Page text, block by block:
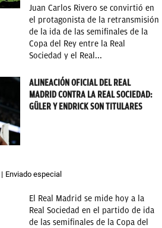
Juan Carlos Rivero se convirtió en
el protagonista de la retransmisión
de la ida de las semifinales de la
Copa del Rey entre la Real
Sociedad y el Real...
ALINEACIÓN OFICIAL DEL REAL
MADRID CONTRA LA REAL SOCIEDAD:
GÜLER Y ENDRICK SON TITULARES
Enviado especial
El Real Madrid se mide hoy a la
Real Sociedad en el partido de ida
de las semifinales de la Copa del